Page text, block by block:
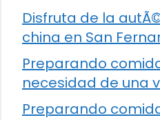
Disfruta de la
china en San
Preparando
necesidad de una
Preparando